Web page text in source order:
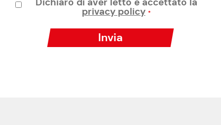
privacy policy *